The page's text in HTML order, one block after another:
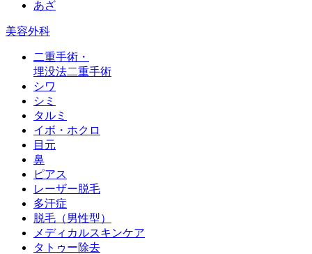
あざ
美容外科
二重手術・
埋没法二重手術
シワ
シミ
タルミ
イボ・ホクロ
目元
鼻
ピアス
レーザー脱毛
多汗症
脱毛（男性型）
メディカルスキンケア
タトゥー除去